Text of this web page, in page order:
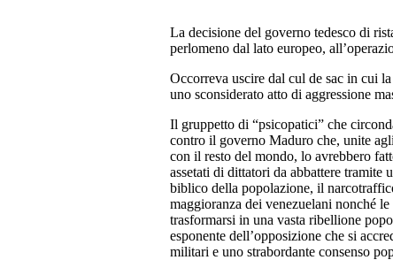
La decisione del governo tedesco di
perlomeno dal lato europeo,
Occorreva uscire dal cul de sac in cui
uno sconsiderato atto di aggressione
Il gruppetto di “psicopatici” che
contro il governo Maduro che, unite
con il resto del mondo, lo avrebbero
assetati di dittatori da abbattere tramite
biblico della popolazione, il
maggioranza dei venezuelani nonché
trasformarsi in una vasta ribellione
esponente dell’opposizione che si
militari e uno strabordante consenso